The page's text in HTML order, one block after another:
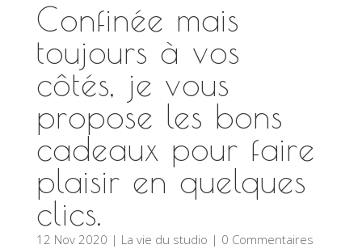
Confinée mais
toujours à vos
côtés, je vous
propose les bons
cadeaux pour faire
plaisir en quelques
clics.
12 Nov 2020 | La vie du studio | 0 Commentaires